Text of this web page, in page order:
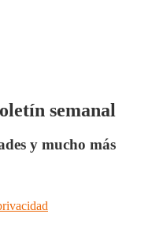
semanal
y mucho más